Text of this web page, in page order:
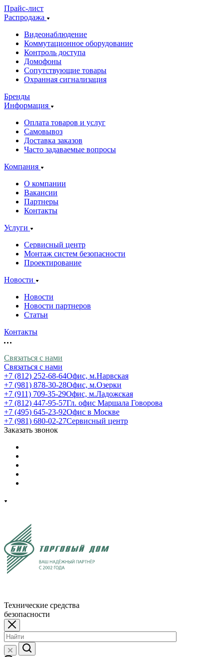
Прайс-лист
Распродажа
Видеонаблюдение
Коммутационное оборудование
Контроль доступа
Домофоны
Сопутствующие товары
Охранная сигнализация
Бренды
Информация
Оплата товаров и услуг
Самовывоз
Доставка заказов
Часто задаваемые вопросы
Компания
О компании
Вакансии
Партнеры
Контакты
Услуги
Сервисный центр
Монтаж систем безопасности
Проектирование
Новости
Новости
Новости партнеров
Статьи
Контакты
Связаться с нами
Связаться с нами
+7 (812) 252-68-64Офис, м.Нарвская
+7 (981) 878-30-28Офис, м.Озерки
+7 (911) 709-35-29Офис, м.Ладожская
+7 (812) 447-95-57Гл. офис Маршала Говорова
+7 (495) 645-23-92Офис в Москве
+7 (981) 680-02-27Сервисный центр
Заказать звонок
Технические средства
безопасности